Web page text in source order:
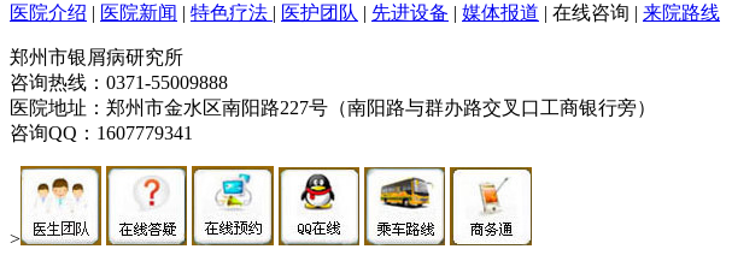
医院介绍 | 医院新闻 | 特色疗法 | 医护团队 | 先进设备 | 媒体报道 | 在线咨询 | 来院路线
郑州市银屑病研究所
咨询热线：0371-55009888
医院地址：郑州市金水区南阳路227号（南阳路与群办路交叉口工商银行旁）
咨询QQ：1607779341
>